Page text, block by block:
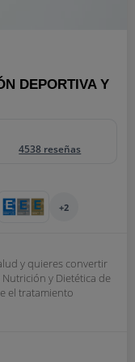
DEPORTIVA Y
4538 reseñas
+2
y quieres convertir
y Dietética de
el tratamiento